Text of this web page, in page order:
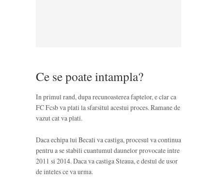
Ce se poate intampla?
In primul rand, dupa recunoasterea faptelor, e clar ca
FC Fcsb va plati la sfarsitul acestui proces. Ramane de
vazut cat va plati.
Daca echipa lui Becali va castiga, procesul va continua
pentru a se stabili cuantumul daunelor provocate intre
2011 si 2014. Daca va castiga Steaua, e destul de usor
de inteles ce va urma.